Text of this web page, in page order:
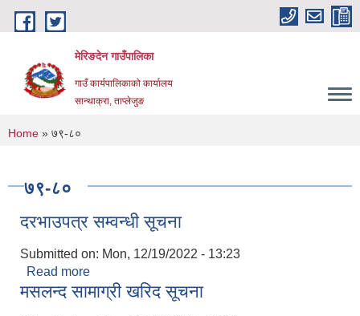
Skip to main content
मेरिङदेन गाउँपालिका
गाउँ कार्यपालिकाको कार्यालय
सान्थाक्रा, ताप्लेजुङ
You are here
Home » ७९-८०
७९-८०
दरभाउपत्र सम्वन्धी सूचना
Submitted on: Mon, 12/19/2022 - 13:23
Read more
मसलन्द सामाग्री खरिद सूचना